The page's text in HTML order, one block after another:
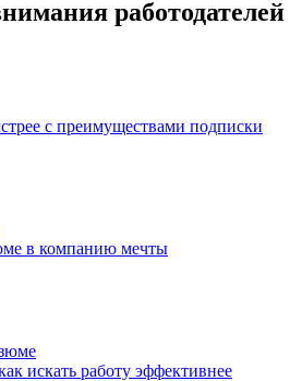
работодателей
с преимуществами подписки
в компанию мечты
искать работу эффективнее